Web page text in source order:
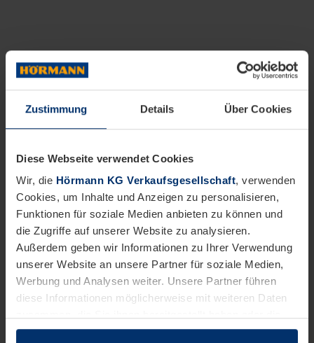
Zustimmung Details Über Cookies
Diese Webseite verwendet Cookies
Wir, die Hörmann KG Verkaufsgesellschaft, verwenden
Cookies, um Inhalte und Anzeigen zu personalisieren,
Funktionen für soziale Medien anbieten zu können und
die Zugriffe auf unserer Website zu analysieren.
Außerdem geben wir Informationen zu Ihrer Verwendung
unserer Website an unsere Partner für soziale Medien,
Werbung und Analysen weiter. Unsere Partner führen
diese Informationen möglicherweise mit weiteren Daten
sie im Rahmen Ihrer Nutzung der Dienste gesammelt